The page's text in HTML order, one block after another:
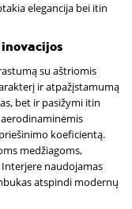
elegancija bei itin
su aštriomis
ir atpažįstamumą
bet ir pasižymi itin
koeficientą.
medžiagoms,
naudojamas
atspindi modernų